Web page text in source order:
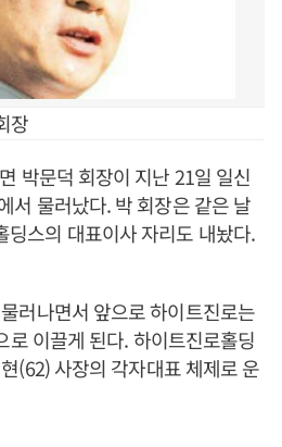
장
박문덕 회장이 지난 21일 일신
서 물러났다. 박 회장은 같은 날
딩스의 대표이사 자리도 내놨다.
러나면서 앞으로 하이트진로는
로 이끌게 된다. 하이트진로홀딩
(62) 사장의 각자대표 체제로 운